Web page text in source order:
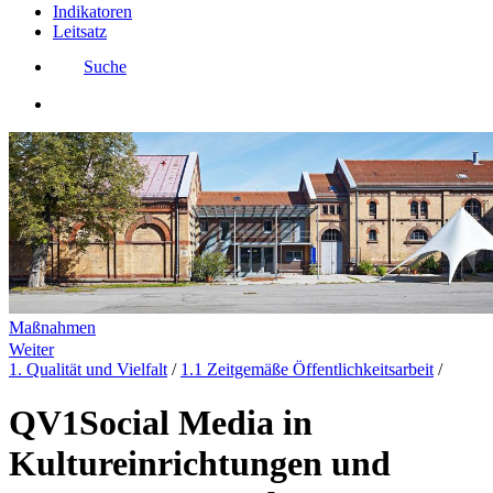
Indikatoren
Leitsatz
Suche
Maßnahmen
Weiter
1. Qualität und Vielfalt / 1.1 Zeitgemäße Öffentlichkeitsarbeit /
QV1Social Media in
Kultureinrichtungen und